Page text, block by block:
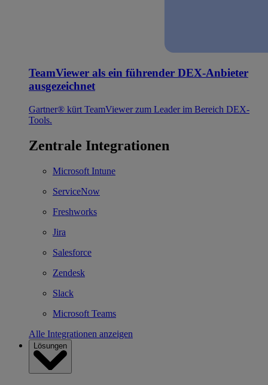
TeamViewer als ein führender DEX-Anbieter
ausgezeichnet
Gartner® kürt TeamViewer zum Leader im Bereich DEX-
Tools.
Zentrale Integrationen
Microsoft Intune
ServiceNow
Freshworks
Jira
Salesforce
Zendesk
Slack
Microsoft Teams
Alle Integrationen anzeigen
Lösungen